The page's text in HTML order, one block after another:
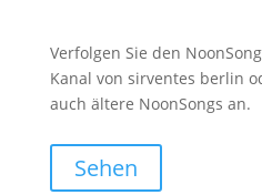
Verfolgen Sie den
Kanal von sirventes berlin
auch ältere NoonSongs an.
Sehen